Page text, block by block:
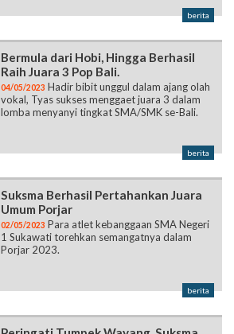
berita
Bermula dari Hobi, Hingga Berhasil
Raih Juara 3 Pop Bali.
04/05/2023 Hadir bibit unggul dalam ajang olah
vokal, Tyas sukses menggaet juara 3 dalam
lomba menyanyi tingkat SMA/SMK se-Bali.
berita
Suksma Berhasil Pertahankan Juara
Umum Porjar
02/05/2023 Para atlet kebanggaan SMA Negeri
1 Sukawati torehkan semangatnya dalam
Porjar 2023.
berita